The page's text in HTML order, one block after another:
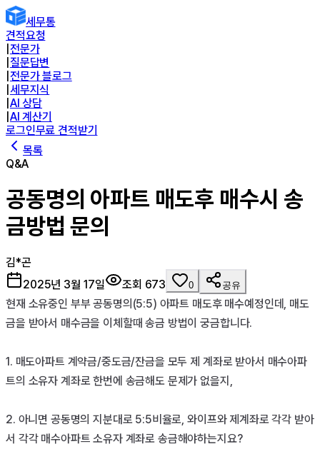
세무통
견적요청
전문가
질문답변
전문가 블로그
세무지식
AI 상담
AI 계산기
로그인무료 견적받기
목록
Q&A
공동명의 아파트 매도후 매수시 송
금방법 문의
김*곤
2025년 3월 17일
조회 673 0 공유
현재 소유중인 부부 공동명의(5:5) 아파트 매도후 매수예정인데, 매도
금을 받아서 매수금을 이체할때 송금 방법이 궁금합니다.
1. 매도아파트 계약금/중도금/잔금을 모두 제 계좌로 받아서 매수아파
트의 소유자 계좌로 한번에 송금해도 문제가 없을지,
2. 아니면 공동명의 지분대로 5:5비율로, 와이프와 제계좌로 각각 받아
서 각각 매수아파트 소유자 계좌로 송금해야하는지요?